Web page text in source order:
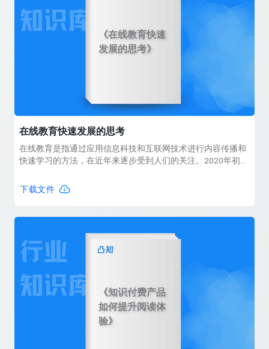
《在线教育快速
发展的思考》
在线教育快速发展的思考
在线教育是指通过应用信息科技和互联网技术进行内容传播和
快速学习的方法，在近年来逐步受到人们的关注。2020年初，
遇，但同时也带来巨大的挑战。文章对2020年在线教育一整年
的发展进行回顾，对期间出现的问题进行思考并提出解决方
下载文件
《知识付费产品
如何提升阅读体
验》